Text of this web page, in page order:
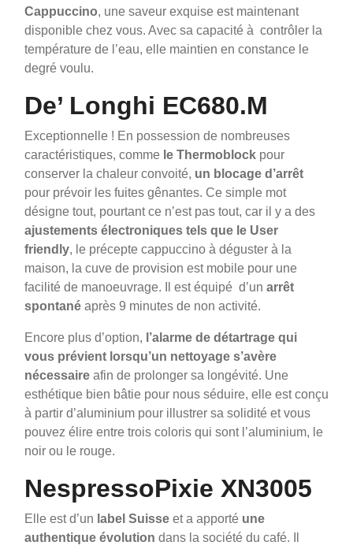
Cappuccino, une saveur exquise est maintenant
disponible chez vous. Avec sa capacité à contrôler la
température de l’eau, elle maintien en constance le
degré voulu.
De’ Longhi EC680.M
Exceptionnelle ! En possession de nombreuses
caractéristiques, comme le Thermoblock pour
conserver la chaleur convoité, un blocage d’arrêt
pour prévoir les fuites gênantes. Ce simple mot
désigne tout, pourtant ce n’est pas tout, car il y a des
ajustements électroniques tels que le User
friendly, le précepte cappuccino à déguster à la
maison, la cuve de provision est mobile pour une
facilité de manoeuvrage. Il est équipé d’un arrêt
spontané après 9 minutes de non activité.
Encore plus d’option, l’alarme de détartrage qui
vous prévient lorsqu’un nettoyage s’avère
nécessaire afin de prolonger sa longévité. Une
esthétique bien bâtie pour nous séduire, elle est conçu
à partir d’aluminium pour illustrer sa solidité et vous
pouvez élire entre trois coloris qui sont l’aluminium, le
noir ou le rouge.
NespressoPixie XN3005
Elle est d’un label Suisse et a apporté une
authentique évolution dans la société du café. Il